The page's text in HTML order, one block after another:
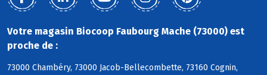
Votre magasin Biocoop Faubourg Mache (73000) est
proche de :
73000 Chambéry, 73000 Jacob-Bellecombette, 73160 Cognin,